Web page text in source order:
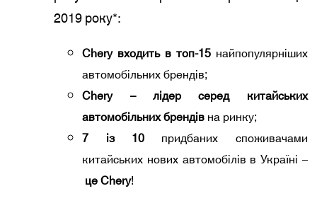
2019 року*:
Chery входить в топ-15найпопулярніших
автомобільних брендів;
Chery – лідер серед китайських
автомобільних брендівна ринку;
7 із 10придбаних споживачами
китайських нових автомобілів в Україні –
це Chery!